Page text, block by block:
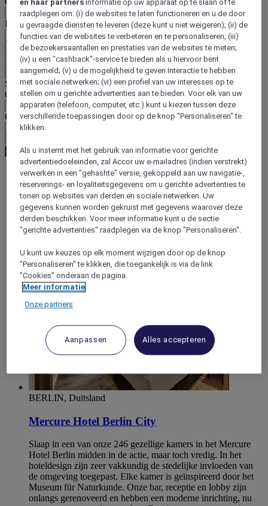
Land/regio-taal
Bevestig mijn land en taal
EUR (€)
Terug
Selecteer hieronder uw valuta
Geografische zone
Offerte
World
Europe
Germany
Berlin - Land
Berlin
BERLIN, Duitsland
Mercure Hotel Berlin City
Slaap in een van onze 246 gezellige kamers in het Mercure
Hotel Berlin midden in de actie, maar toch vredig. In het
hoteldesign zijn zeer vakkundig de stedelijke invloeden van
de omgeving toegepast. Elke kamer is geïnspireerd door het
Museum für Naturkunde. Onze bar, receptie en lobby zijn
onlangs gerenoveerd en hebben een moderne inrichting, nu
en haar partners informatie op uw apparaat op te slaan of te
raadplegen om: (i) de websites te laten functioneren en u de door
u gevraagde diensten te leveren (deze kunt u niet weigeren); (ii) de
functies van de websites te verbeteren en te personaliseren; (iii)
de bezoekersaantallen en prestaties van de websites te meten;
(iv) u een "cashback"-service te bieden als u hiervoor bent
aangemeld; (v) u de mogelijkheid te geven interactie te hebben
met sociale netwerken; (vi) een profiel van uw interesses op te
stellen om u gerichte advertenties aan te bieden. Voor elk van uw
apparaten (telefoon, computer, etc.) kunt u kiezen tussen deze
verschillende toepassingen door op de knop "Personaliseren" te
klikken.
Als u instemt met het gebruik van informatie voor gerichte
advertentiedoeleinden, zal Accor uw e-mailadres (indien verstrekt)
verwerken in een "gehashte" versie, gekoppeld aan uw navigatie-,
reserverings- en loyaliteitsgegevens om u gerichte advertenties te
tonen op websites van derden en sociale netwerken. Uw
gegevens kunnen worden gekruist met gegevens waarover deze
derden beschikken. Voor meer informatie kunt u de sectie
"gerichte advertenties" raadplegen via de knop "Personaliseren".
U kunt uw keuzes op elk moment wijzigen door op de knop
"Personaliseren" te klikken, die toegankelijk is via de link
"Cookies" onderaan de pagina.
Meer informatie
Onze partners
Aanpassen Alles accepteren